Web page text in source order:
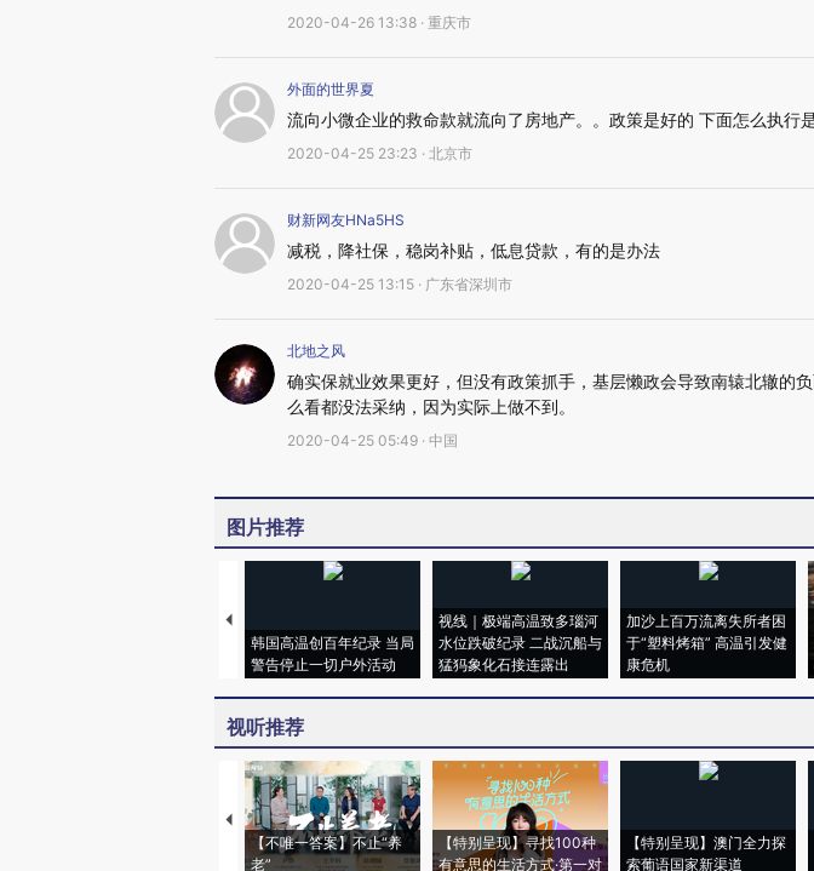
2020-04-26 13:38 · 重庆市
外面的世界夏
流向小微企业的救命款就流向了房地产。。政策是好的 下面怎么执行
2020-04-25 23:23 · 北京市
财新网友HNa5HS
减税，降社保，稳岗补贴，低息贷款，有的是办法
2020-04-25 13:15 · 广东省深圳市
北地之风
确实保就业效果更好，但没有政策抓手，基层懒政会导致南辕北辙的
么看都没法采纳，因为实际上做不到。
2020-04-25 05:49 · 中国
图片推荐
韩国高温创百年纪录 当局
警告停止一切户外活动
视线｜极端高温致多瑙河
水位跌破纪录 二战沉船与
猛犸象化石接连露出
加沙上百万流离失所者困
于“塑料烤箱” 高温引发健
康危机
视听推荐
【不唯一答案】不止“养
老”
【特别呈现】寻找100种
有意思的生活方式·第一对
【特别呈现】澳门全力探
索葡语国家新渠道